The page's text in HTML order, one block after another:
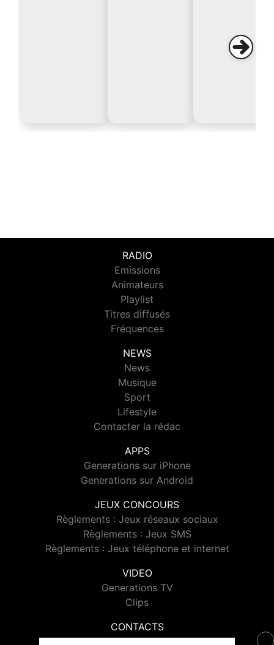
RADIO
Emissions
Animateurs
Playlist
Titres diffusés
Fréquences
NEWS
News
Musique
Sport
Lifestyle
Contacter la rédac
APPS
Generations sur iPhone
Generations sur Android
JEUX CONCOURS
Règlements : Jeux réseaux sociaux
Règlements : Jeux SMS
Règlements : Jeux téléphone et internet
VIDEO
Generations TV
Clips
CONTACTS
Contacter Generations